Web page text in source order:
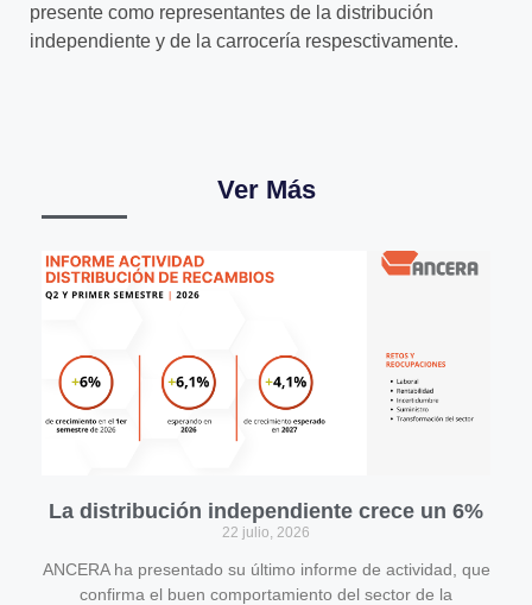
presente como representantes de la distribución
independiente y de la carrocería respesctivamente.
Ver Más
La distribución independiente crece un 6%
22 julio, 2026
ANCERA ha presentado su último informe de actividad, que
confirma el buen comportamiento del sector de la